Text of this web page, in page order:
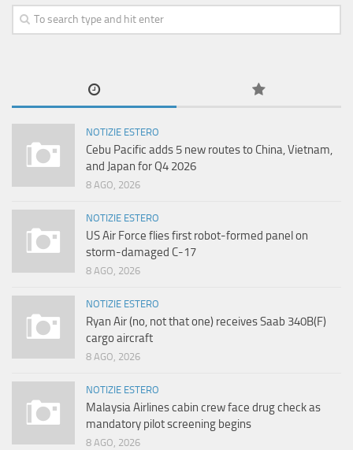
NOTIZIE ESTERO
Cebu Pacific adds 5 new routes to China, Vietnam,
and Japan for Q4 2026
8 AGO, 2026
NOTIZIE ESTERO
US Air Force flies first robot-formed panel on
storm-damaged C-17
8 AGO, 2026
NOTIZIE ESTERO
Ryan Air (no, not that one) receives Saab 340B(F)
cargo aircraft
8 AGO, 2026
NOTIZIE ESTERO
Malaysia Airlines cabin crew face drug check as
mandatory pilot screening begins
8 AGO, 2026